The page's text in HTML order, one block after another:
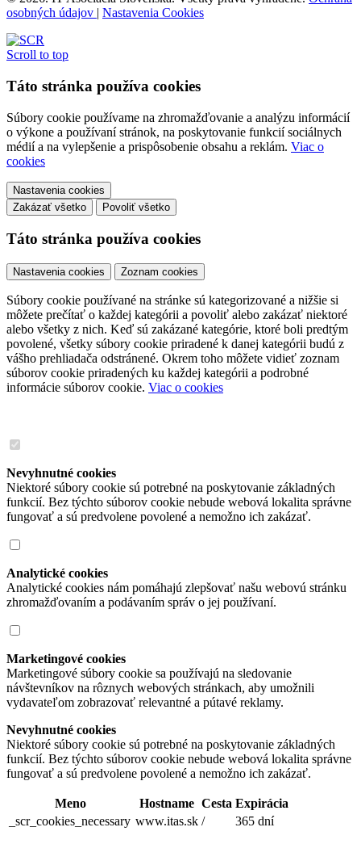
osobných údajov | Nastavenia Cookies
Scroll to top
Táto stránka používa cookies
Súbory cookie používame na zhromažďovanie a analýzu informácií
o výkone a používaní stránok, na poskytovanie funkcií sociálnych
médií a na vylepšenie a prispôsobenie obsahu a reklám. Viac o
cookies
Nastavenia cookies
Zakázať všetko
Povoliť všetko
Táto stránka používa cookies
Nastavenia cookies Zoznam cookies
Súbory cookie používané na stránke sú kategorizované a nižšie si
môžete prečítať o každej kategórii a povoliť alebo zakázať niektoré
alebo všetky z nich. Keď sú zakázané kategórie, ktoré boli predtým
povolené, všetky súbory cookie priradené k danej kategórii budú z
vášho prehliadača odstránené. Okrem toho môžete vidieť zoznam
súborov cookie priradených ku každej kategórii a podrobné
informácie súborov cookie. Viac o cookies
Nevyhnutné cookies
Niektoré súbory cookie sú potrebné na poskytovanie základných
funkcií. Bez týchto súborov cookie nebude webová lokalita správne
fungovať a sú predvolene povolené a nemožno ich zakázať.
Analytické cookies
Analytické cookies nám pomáhajú zlepšovať našu webovú stránku
zhromažďovaním a podávaním správ o jej používaní.
Marketingové cookies
Marketingové súbory cookie sa používajú na sledovanie
návštevníkov na rôznych webových stránkach, aby umožnili
vydavateľom zobrazovať relevantné a pútavé reklamy.
Nevyhnutné cookies
Niektoré súbory cookie sú potrebné na poskytovanie základných
funkcií. Bez týchto súborov cookie nebude webová lokalita správne
fungovať a sú predvolene povolené a nemožno ich zakázať.
Meno Hostname Cesta Expirácia
_scr_cookies_necessary www.itas.sk / 365 dní